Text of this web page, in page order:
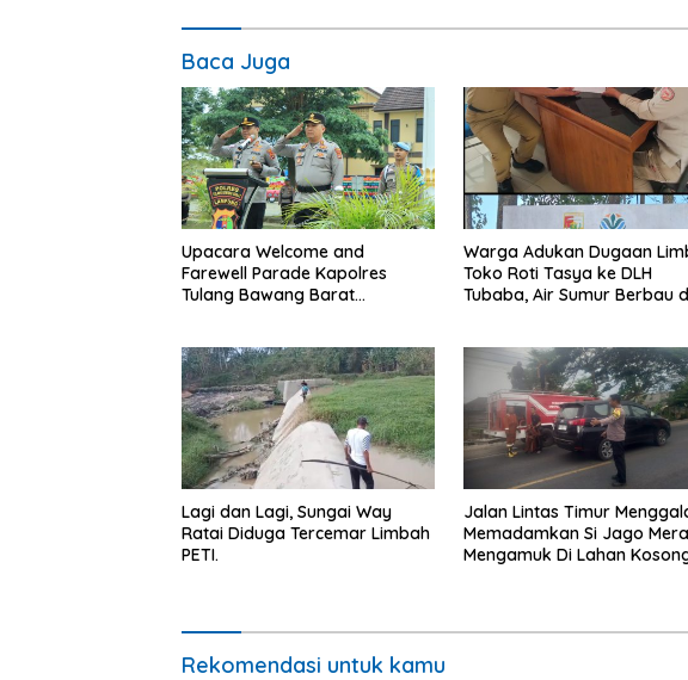
Baca Juga
Upacara Welcome and
Farewell Parade Kapolres
Tulang Bawang Barat
Warga Adukan Dugaan
Toko Roti Tasya ke DLH
Tubaba, Air Sumur Berbau
Lagi dan Lagi, Sungai Way
Ratai Diduga Tercemar Limbah
PETI.
Jalan Lintas Timur
Memadamkan Si Jago
Mengamuk Di Lahan
Rekomendasi untuk kamu